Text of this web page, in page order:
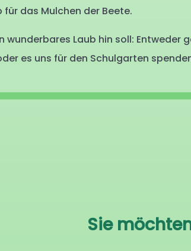
das Mulchen der Beete.
wunderbares Laub hin soll: Entweder
es uns für den Schulgarten
Sie